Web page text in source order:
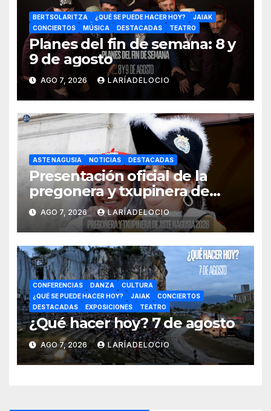
BERTSOLARITZA ¿QUÉ SE PUEDE HACER HOY?
JAIAK
CONCIERTOS
MÚSICA DESTACADAS TEATRO
Planes del fin de semana: 8 y
9 de agosto
AGO 7, 2026 LARÍADELOCIO
ASTE NAGUSIA NOTICIAS DESTACADAS
Presentación oficial de la
pregonera y txupinera de
Aste Nagusia 2026
AGO 7, 2026 LARÍADELOCIO
CONFERENCIAS DANZA
CULTURA
¿QUÉ SE PUEDE HACER HOY?
JAIAK
CONCIERTOS
DESTACADAS
EXPOSICIONES TEATRO
¿Qué hacer hoy? 7 de agosto
AGO 7, 2026 LARÍADELOCIO